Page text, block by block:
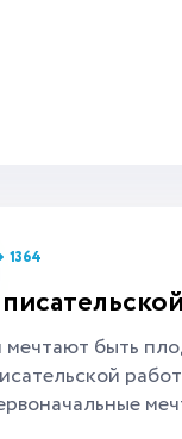
1364
мечтают быть